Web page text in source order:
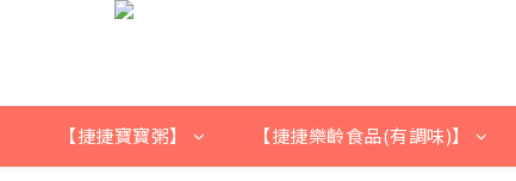
【捷捷寶寶粥】 【捷捷樂齡食品(有調味)】